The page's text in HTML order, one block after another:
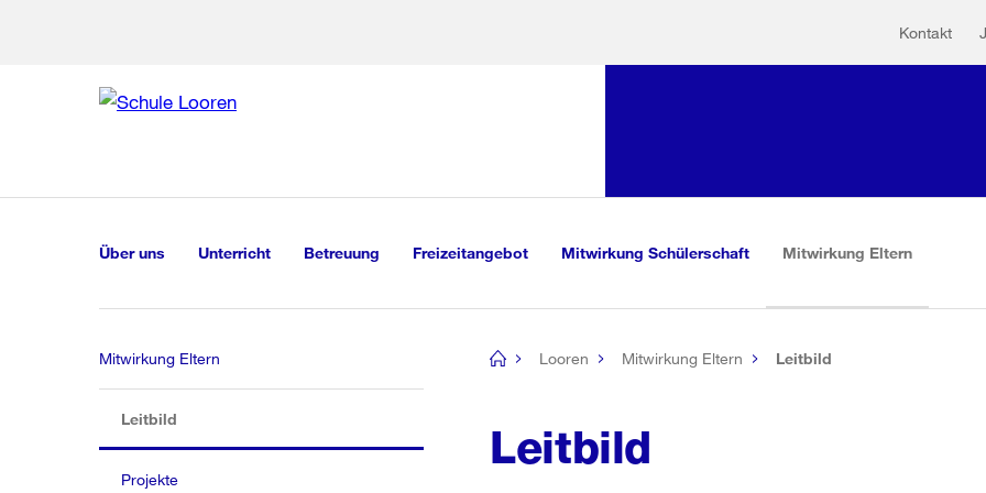
Kontakt
Navigation
Über uns Unterricht Betreuung Freizeitangebot Mitwirkung Schülerschaft Mitwirkung Eltern(aktiv)
[no
Looren Mitwirkung Eltern Leitbild
Leitbild
Mitwirkung Eltern
Leitbild
Projekte